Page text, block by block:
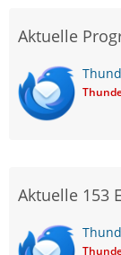
Aktuelle
Aktuelle 153